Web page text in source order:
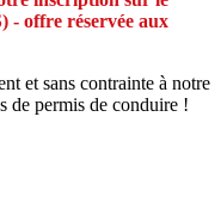
- offre réservée aux
et sans contrainte à notre
de permis de conduire !